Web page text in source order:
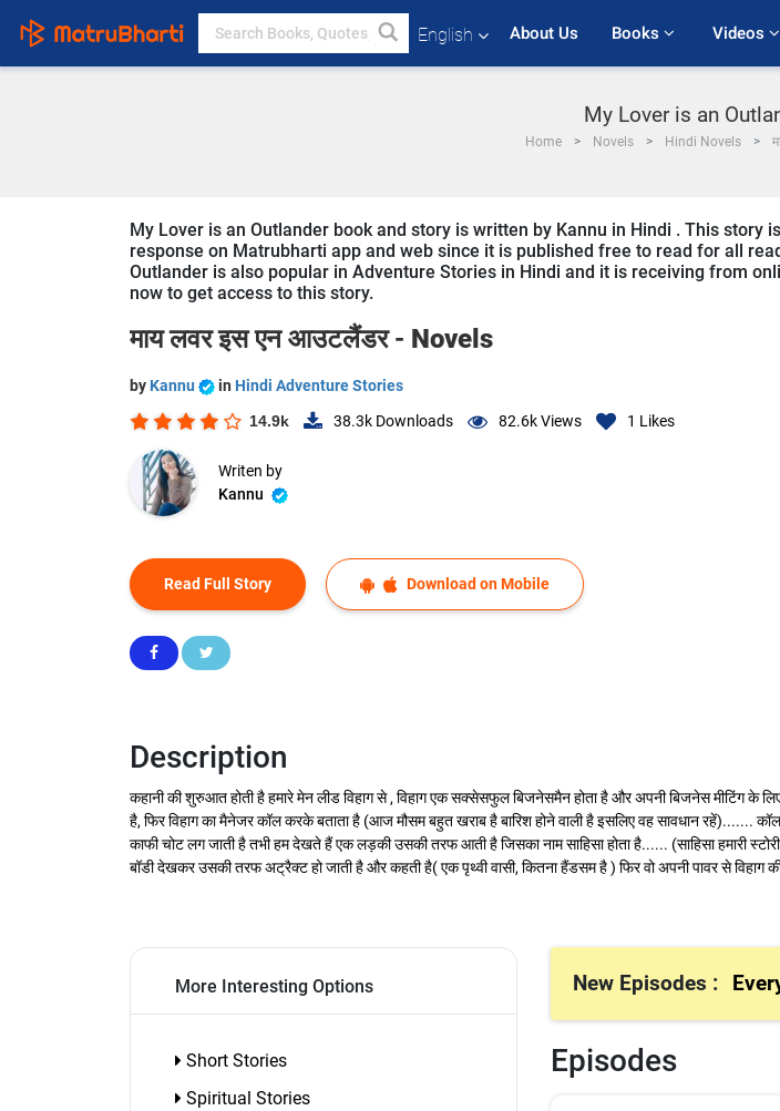
English About Us Books Videos
My Lover is an
Home Novels Hindi Novels
My Lover is an Outlander book and story is written by Kannu in Hindi . This story
response on Matrubharti app and web since it is published free to read for all
Outlander is also popular in Adventure Stories in Hindi and it is receiving from
now to get access to this story.
माय लवर इस एन आउटलैंडर - Novels
by Kannu in Hindi Adventure Stories
14.9k 38.3k Downloads 82.6kViews 1 Likes
Writen by
Kannu
Read Full Story Download on Mobile
Description
कहानी की शुरुआत होती है हमारे मेन लीड विहाग से , विहाग एक सक्सेसफुल बिजनेसमैन होता है और अपनी बिजनेस मीटिंग के
है, फिर विहाग का मैनेजर कॉल करके बताता है (आज मौसम बहुत खराब है बारिश होने वाली है इसलिए वह सावधान रहें).......
काफी चोट लग जाती है तभी हम देखते हैं एक लड़की उसकी तरफ आती है जिसका नाम साहिसा होता है...... (साहिसा हमारी
बॉडी देखकर उसकी तरफ अट्रैक्ट हो जाती है और कहती है( एक पृथ्वी वासी, कितना हैंडसम है ) फिर वो अपनी पावर से विहाग
More Interesting Options
Short Stories
Spiritual Stories
New Episodes :
Episodes